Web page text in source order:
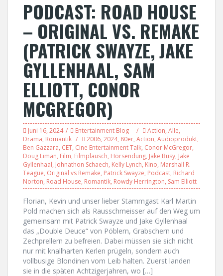
PODCAST: ROAD HOUSE
– ORIGINAL VS. REMAKE
(PATRICK SWAYZE, JAKE
GYLLENHAAL, SAM
ELLIOTT, CONOR
MCGREGOR)
Juni 16, 2024 Entertainment Blog Action, Alle,
Drama, Romantik 2006, 2024, 80er, Action, Audioprodukt,
Ben Gazzara, CET, Cine Entertainment Talk, Conor McGregor,
Doug Liman, Film, Filmplausch, Hörsendung, Jake Busy, Jake
Gyllenhaal, Johnathon Schaech, Kelly Lynch, Kino, Marshall R.
Teague, Original vs Remake, Patrick Swayze, Podcast, Richard
Norton, Road House, Romantik, Rowdy Herrington, Sam Elliott
Florian, Kevin und unser lieber Stammgast Karl Martin
Pold machen sich als Rausschmeisser auf den Weg um
gemeinsam mit Patrick Swayze und Jake Gyllenhaal
das „Double Deuce“ von Pöblern, Grabschern und
Zechprellern zu befreien. Dabei müssen sie sich nicht
nur mit knallharten Kerlen prügeln, sondern auch
vollbusige Blondinen vom Leib halten. Zuerst landen
sie in die späten Achtzigerjahren, wo […]